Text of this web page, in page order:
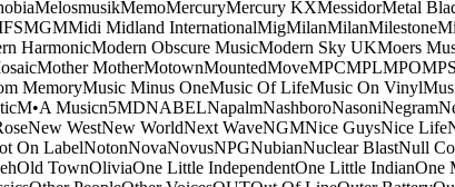
MelosmusikMemoMercuryMercury KXMessidorMetal
MGMMidi Midland InternationalMigMilanMilanMilestone
HarmonicModern Obscure MusicModern Sky UKMoers
Mother MotherMotownMountedMoveMPCMPLMPOMPS
MemoryMusic Minus OneMusic Of LifeMusic On Vinyl
M•A Musicn5MDNABELNapalmNashboroNasoniNegram
New WestNew WorldNext WaveNGMNice GuysNice Life
On LabelNotonNovaNovusNPGNubianNuclear BlastNull
Old TownOliviaOne Little IndependentOne Little IndianOne